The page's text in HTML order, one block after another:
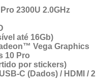
2300U 2.0GHz
até 16Gb)
Vega Graphics
10 Pro
por stickers)
C (Dados) / HDMI / 2